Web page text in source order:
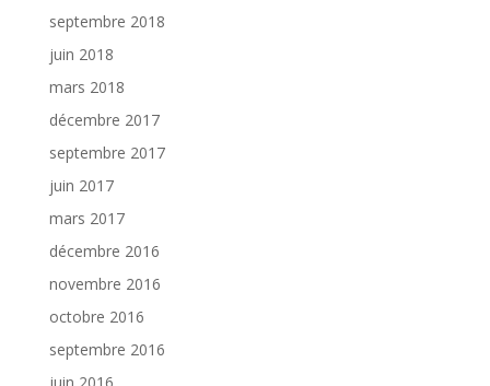
septembre 2018
juin 2018
mars 2018
décembre 2017
septembre 2017
juin 2017
mars 2017
décembre 2016
novembre 2016
octobre 2016
septembre 2016
juin 2016